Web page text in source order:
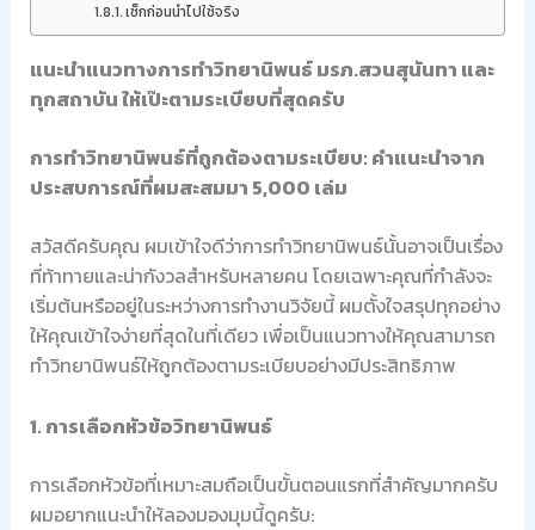
เช็กก่อนนำไปใช้จริง
แนะนำแนวทางการทำวิทยานิพนธ์ มรภ.สวนสุนันทา และ
ทุกสถาบัน ให้เป๊ะตามระเบียบที่สุดครับ
การทำวิทยานิพนธ์ที่ถูกต้องตามระเบียบ: คำแนะนำจาก
ประสบการณ์ที่ผมสะสมมา 5,000 เล่ม
สวัสดีครับคุณ ผมเข้าใจดีว่าการทำวิทยานิพนธ์นั้นอาจเป็นเรื่อง
ที่ท้าทายและน่ากังวลสำหรับหลายคน โดยเฉพาะคุณที่กำลังจะ
เริ่มต้นหรืออยู่ในระหว่างการทำงานวิจัยนี้ ผมตั้งใจสรุปทุกอย่าง
ให้คุณเข้าใจง่ายที่สุดในที่เดียว เพื่อเป็นแนวทางให้คุณสามารถ
ทำวิทยานิพนธ์ให้ถูกต้องตามระเบียบอย่างมีประสิทธิภาพ
1. การเลือกหัวข้อวิทยานิพนธ์
การเลือกหัวข้อที่เหมาะสมถือเป็นขั้นตอนแรกที่สำคัญมากครับ
ผมอยากแนะนำให้ลองมองมุมนี้ดูครับ: